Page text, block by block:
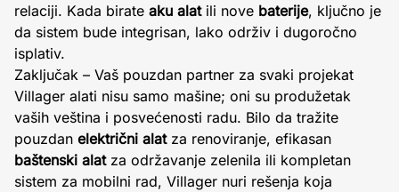
relaciji. Kada birate aku alatili nove baterije, ključno je
da sistem bude integrisan, lako održiv i dugoročno
isplativ.
Zaključak – Vaš pouzdan partner za svaki projekat
Villager alati nisu samo mašine; oni su produžetak
vaših veština i posvećenosti radu. Bilo da tražite
pouzdan električni alatza renoviranje, efikasan
baštenski alatza održavanje zelenila ili kompletan
sistem za mobilni rad, Villager nuri rešenja koja